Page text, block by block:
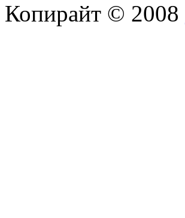
Копирайт © 2008